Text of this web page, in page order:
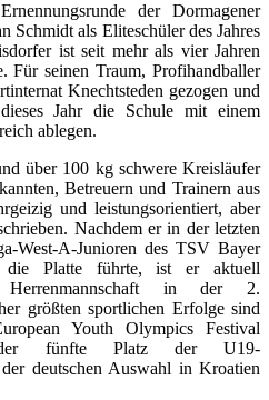
der Dormagener
Schmidt als Eliteschüler des Jahres
ist seit mehr als vier Jahren
Für seinen Traum, Profihandballer
Knechtsteden gezogen und
Jahr die Schule mit einem
ablegen.
über 100 kg schwere Kreisläufer
Betreuern und Trainern aus
und leistungsorientiert, aber
Nachdem er in der letzten
West-A-Junioren des TSV Bayer
die Platte führte, ist er aktuell
Herrenmannschaft in der 2.
größten sportlichen Erfolge sind
Youth Olympics Festival
fünfte Platz der U19-
deutschen Auswahl in Kroatien